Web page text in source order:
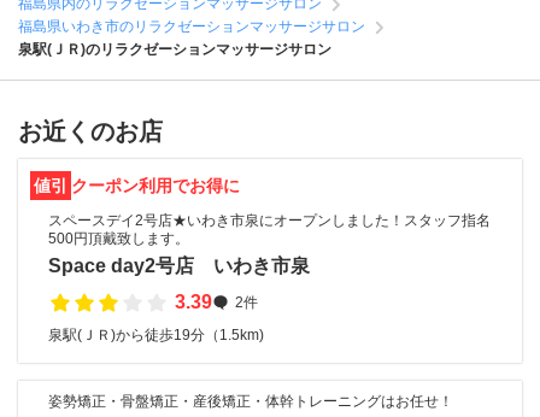
福島県内のリラクゼーションマッサージサロン
福島県いわき市のリラクゼーションマッサージサロン
泉駅(ＪＲ)のリラクゼーションマッサージサロン
お近くのお店
値引 クーポン利用でお得に
スペースデイ2号店★いわき市泉にオープンしました！スタッフ指名
500円頂戴致します。
Space day2号店 いわき市泉
3.39
2件
泉駅(ＪＲ)から徒歩19分（1.5km)
姿勢矯正・骨盤矯正・産後矯正・体幹トレーニングはお任せ！